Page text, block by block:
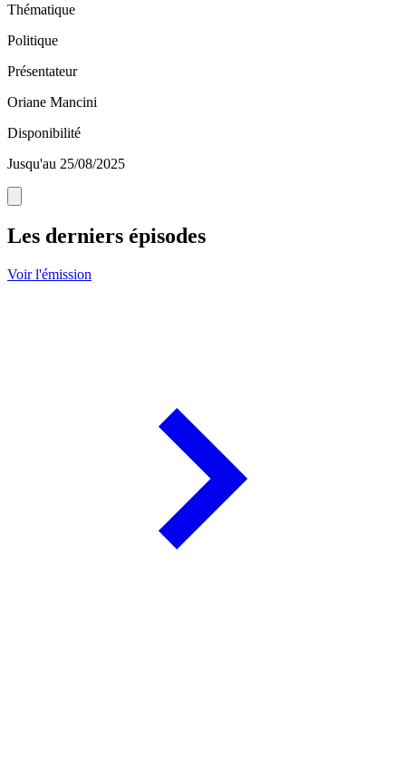
Thématique
Politique
Présentateur
Oriane Mancini
Disponibilité
Jusqu'au 25/08/2025
Les derniers épisodes
Voir l'émission